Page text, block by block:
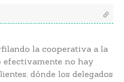
la cooperativa a la
efectivamente no hay
dónde los delegados